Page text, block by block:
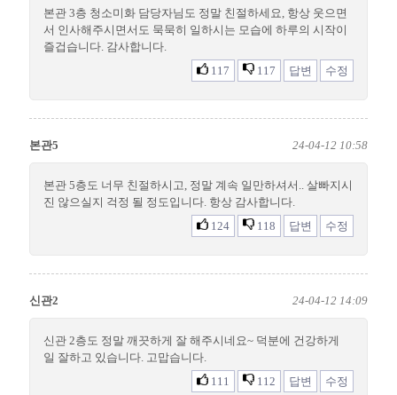
본관 3층 청소미화 담당자님도 정말 친절하세요, 항상 웃으면
서 인사해주시면서도 묵묵히 일하시는 모습에 하루의 시작이
즐겁습니다. 감사합니다.
117
117 답변 수정
본관5 24-04-12 10:58
본관 5층도 너무 친절하시고, 정말 계속 일만하셔서.. 살빠지시
진 않으실지 걱정 될 정도입니다. 항상 감사합니다.
124
118 답변 수정
신관2 24-04-12 14:09
신관 2층도 정말 깨끗하게 잘 해주시네요~ 덕분에 건강하게
일 잘하고 있습니다. 고맙습니다.
111
112 답변 수정